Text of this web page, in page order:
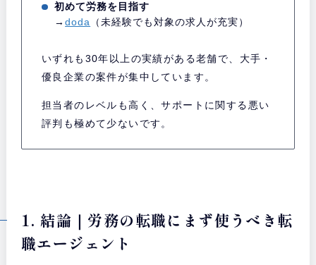
初めて労務を目指す
→doda （未経験でも対象の求人が充実）
いずれも30年以上の実績がある老舗で、大手・
優良企業の案件が集中しています。
担当者のレベルも高く、サポートに関する悪い
評判も極めて少ないです。
1. 結論｜労務の転職にまず使うべき転
職エージェント